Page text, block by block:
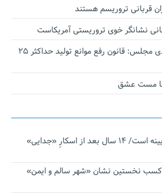
قربانی تروریسم هستند
نشانگر خوی تروریستی آمریکاست
سخنگوی کمیسیون اقتصادی مجلس: قانون رفع موانع تولید حداکثر ۲۵
مست عشق
نجات‌دهنده‌ همچنان در آیینه است/ ۱۴ سال بعد از اسکارِ «جدایی»
کسب نخستین نشان «شهر سالم و ایمن»